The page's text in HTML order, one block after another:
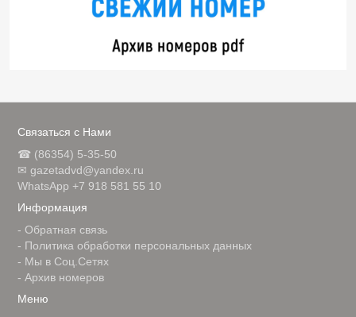
Связаться с Нами
☎ (86354) 5-35-50
✉ gazetadvd@yandex.ru
WhatsApp +7 918 581 55 10
Информация
- Обратная связь
- Политика обработки персональных данных
- Мы в Соц.Сетях
- Архив номеров
Меню